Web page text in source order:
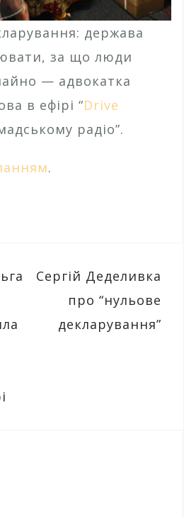
держава
за що люди
— адвокатка
в ефірі “Drive
радіо”.
.
Сергій Деделивка
про “нульове
декларування”